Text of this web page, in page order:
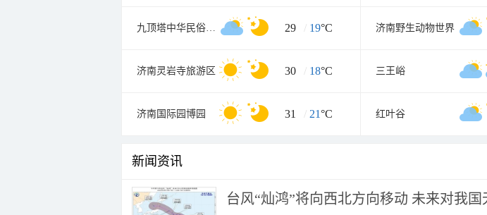
九顶塔中华民俗欢乐园 29 / 19°C 济南野生动物世界
济南灵岩寺旅游区 30 / 18°C 三王峪
济南国际园博园 31 / 21°C 红叶谷
新闻资讯
台风“灿鸿”将向西北方向移动 未来对我国